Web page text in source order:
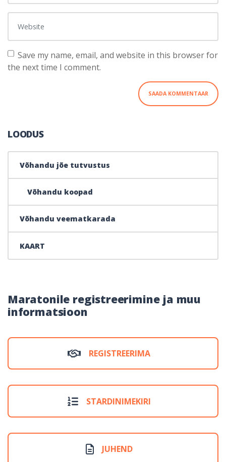
Save my name, email, and website in this browser for
the next time I comment.
LOODUS
Võhandu jõe tutvustus
Võhandu koopad
Võhandu veematkarada
KAART
Maratonile registreerimine ja muu
informatsioon
REGISTREERIMA
STARDINIMEKIRI
JUHEND